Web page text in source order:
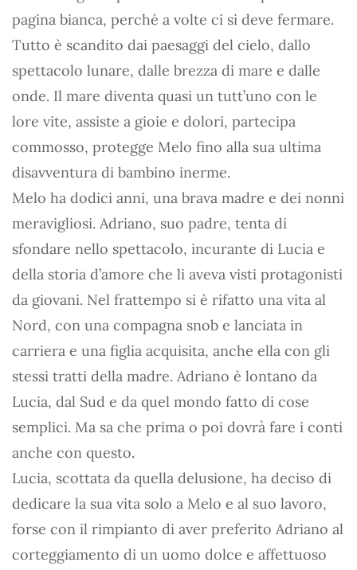
pagina bianca, perché a volte ci si deve fermare.
Tutto è scandito dai paesaggi del cielo, dallo
spettacolo lunare, dalle brezza di mare e dalle
onde. Il mare diventa quasi un tutt’uno con le
lore vite, assiste a gioie e dolori, partecipa
commosso, protegge Melo fino alla sua ultima
disavventura di bambino inerme.
Melo ha dodici anni, una brava madre e dei nonni
meravigliosi. Adriano, suo padre, tenta di
sfondare nello spettacolo, incurante di Lucia e
della storia d’amore che li aveva visti protagonisti
da giovani. Nel frattempo si è rifatto una vita al
Nord, con una compagna snob e lanciata in
carriera e una figlia acquisita, anche ella con gli
stessi tratti della madre. Adriano è lontano da
Lucia, dal Sud e da quel mondo fatto di cose
semplici. Ma sa che prima o poi dovrà fare i conti
anche con questo.
Lucia, scottata da quella delusione, ha deciso di
dedicare la sua vita solo a Melo e al suo lavoro,
forse con il rimpianto di aver preferito Adriano al
corteggiamento di un uomo dolce e affettuoso